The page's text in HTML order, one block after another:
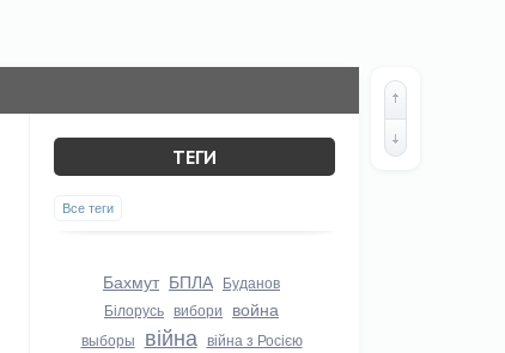
ТЕГИ
Все теги
Бахмут БПЛА Буданов
Білорусь вибори война
выборы війна війна з Росією